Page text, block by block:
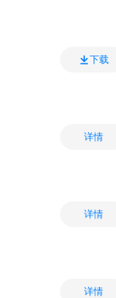
下载
详情
详情
详情